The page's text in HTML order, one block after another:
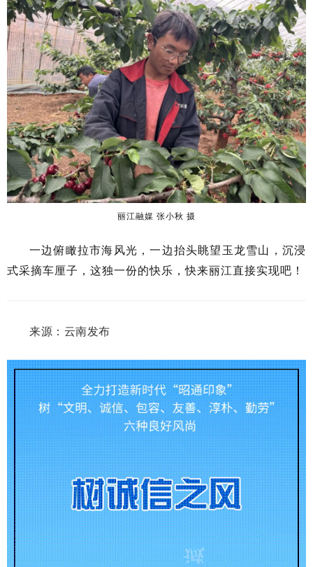
丽江融媒 张小秋 摄
一边俯瞰拉市海风光，一边抬头眺望玉龙雪山，沉浸
式采摘车厘子，这独一份的快乐，快来丽江直接实现吧 ！
来源：云南发布